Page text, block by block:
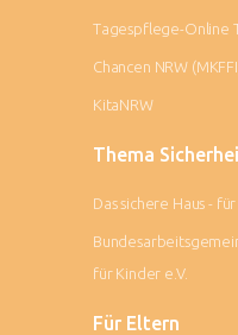
Tagespflege-Online
Chancen NRW
KitaNRW
Thema
Das sichere Haus -
für Kinder e.V.
Für Eltern